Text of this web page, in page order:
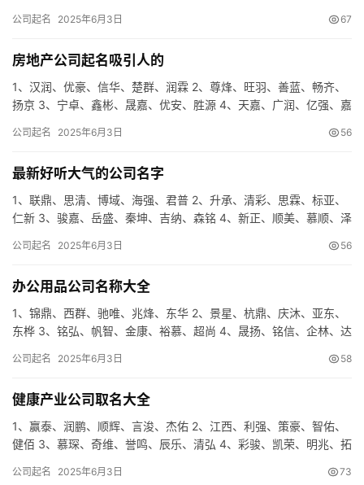
公司起名 2025年6月3日 67
房地产公司起名吸引人的
1、汉润、优豪、信华、楚群、润霖 2、尊烽、旺羽、善蓝、畅齐、
扬京 3、宁卓、鑫彬、晟嘉、优安、胜源 4、天嘉、广润、亿强、嘉
公司起名 2025年6月3日 56
最新好听大气的公司名字
1、联鼎、思清、博域、海强、君普 2、升承、清彩、思霖、标亚、
仁新 3、骏嘉、岳盛、秦坤、吉纳、森铭 4、新正、顺美、慕顺、泽
公司起名 2025年6月3日 56
办公用品公司名称大全
1、锦鼎、西群、驰唯、兆烽、东华 2、景星、杭鼎、庆沐、亚东、
东桦 3、铭弘、帆智、金康、裕慕、超尚 4、晟扬、铭信、企林、达
公司起名 2025年6月3日 58
健康产业公司取名大全
1、赢泰、润鹏、顺辉、言浚、杰佑 2、江西、利强、策豪、智佑、
健佰 3、慕琛、奇维、誉鸣、辰乐、清弘 4、彩骏、凯荣、明兆、拓
公司起名 2025年6月3日 73